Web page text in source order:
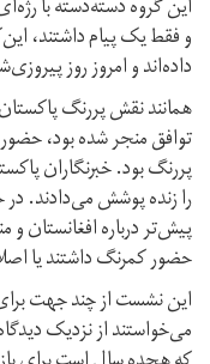
این گروه دسته‌دسته با
و فقط یک پیام داشتند،
داده‌اند و امروز روز
همانند نقش پر‌رنگ
توافق منجر شده بود،
پر‌رنگ بود. خبرنگاران
را زنده پوشش می‌دادند.
پیش‌تر درباره‌ افغانستان و
حضور کمرنگ داشتند یا
این نشست از چند جهت
می‌خواستند از نزدیک